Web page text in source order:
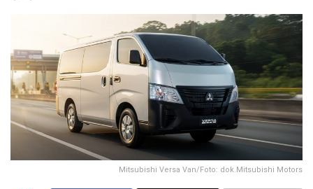
Mitsubishi Versa Van/Foto: dok.Mitsubishi Motors